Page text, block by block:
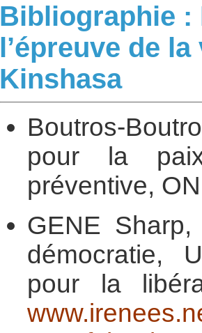
Bibliographie :
l’épreuve de
Kinshasa
Boutros-
pour la
préventive,
GENE
démocratie,
pour la